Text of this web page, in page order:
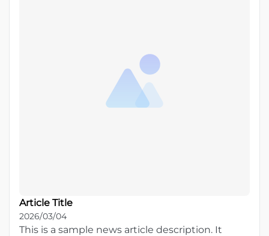
Article Title
2026/03/04
This is a sample news article description. It